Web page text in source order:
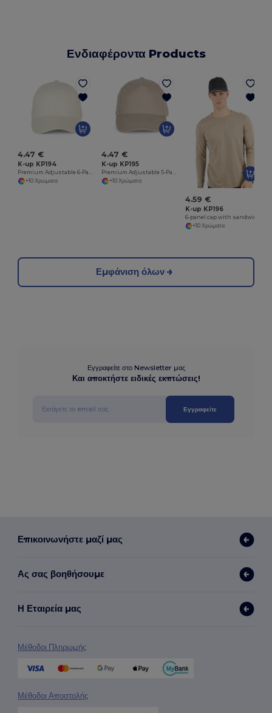
Ενδιαφέροντα Products
4.47 €
K-up KP194
+10 Χρώματα
4.47 €
K-up KP195
+10 Χρώματα
4.59 €
K-up KP196
+10 Χρώματα
Εμφάνιση όλων
Εγγραφείτε στο Newsletter μας
Και αποκτήστε ειδικές εκπτώσεις!
Εγγραφείτε
Επικοινωνήστε μαζί μας
Ας σας βοηθήσουμε
Η Εταιρεία μας
Μέθοδοι Πληρωμής
Μέθοδοι Αποστολής